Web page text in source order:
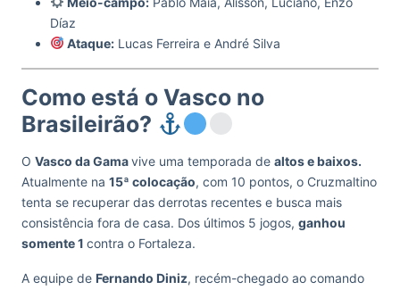
Díaz
Ataque:Lucas Ferreira e André Silva
Como está o Vasco no
Brasileirão?
O Vasco da Gamavive uma temporada de altos e baixos.
Atualmente na 15ª colocação, com 10 pontos, o Cruzmaltino
tenta se recuperar das derrotas recentes e busca mais
consistência fora de casa. Dos últimos 5 jogos, ganhou
somente 1 contra o Fortaleza.
A equipe de Fernando Diniz, recém-chegado ao comando